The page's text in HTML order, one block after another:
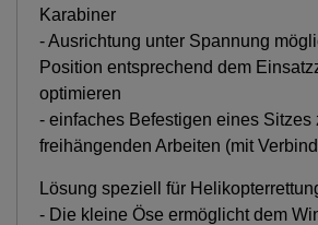
Karabiner
- Ausrichtung unter Spannung
Position entsprechend dem
optimieren
- einfaches Befestigen eines Sitzes
freihängenden Arbeiten (mit
Lösung speziell für
- Die kleine Öse ermöglicht dem